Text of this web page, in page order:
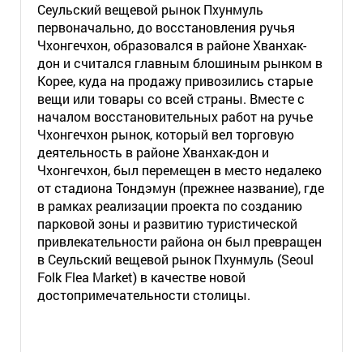
Сеульский вещевой рынок Пхунмуль
первоначально, до восстановления ручья
Чхонгечхон, образовался в районе Хванхак-
дон и считался главным блошиным рынком в
Корее, куда на продажу привозились старые
вещи или товары со всей страны. Вместе с
началом восстановительных работ на ручье
Чхонгечхон рынок, который вел торговую
деятельность в районе Хванхак-дон и
Чхонгечхон, был перемещен в место недалеко
от стадиона Тондэмун (прежнее название), где
в рамках реализации проекта по созданию
парковой зоны и развитию туристической
привлекательности района он был превращен
в Сеульский вещевой рынок Пхунмуль (Seoul
Folk Flea Market) в качестве новой
достопримечательности столицы.